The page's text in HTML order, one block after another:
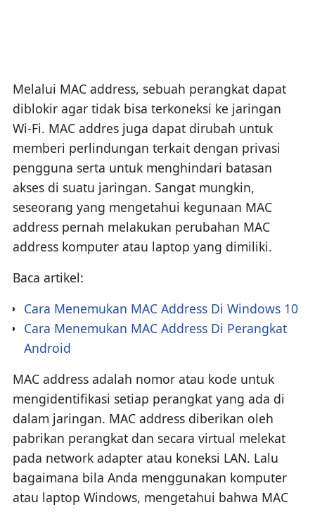
Melalui MAC address, sebuah perangkat dapat
diblokir agar tidak bisa terkoneksi ke jaringan
Wi-Fi. MAC addres juga dapat dirubah untuk
memberi perlindungan terkait dengan privasi
pengguna serta untuk menghindari batasan
akses di suatu jaringan. Sangat mungkin,
seseorang yang mengetahui kegunaan MAC
address pernah melakukan perubahan MAC
address komputer atau laptop yang dimiliki.
Baca artikel:
Cara Menemukan MAC Address Di Windows 10
Cara Menemukan MAC Address Di Perangkat
Android
MAC address adalah nomor atau kode untuk
mengidentifikasi setiap perangkat yang ada di
dalam jaringan. MAC address diberikan oleh
pabrikan perangkat dan secara virtual melekat
pada network adapter atau koneksi LAN. Lalu
bagaimana bila Anda menggunakan komputer
atau laptop Windows, mengetahui bahwa MAC